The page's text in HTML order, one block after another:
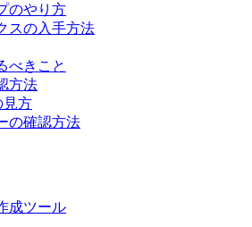
のやり方
スの入手方法
べきこと
方法
見方
の確認方法
成ツール